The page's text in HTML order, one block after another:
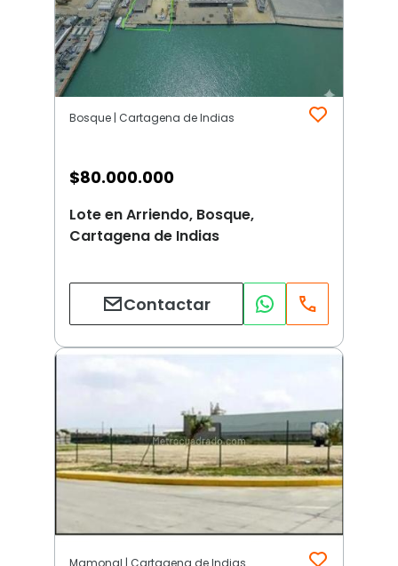
Bosque | Cartagena de Indias
$80.000.000
Lote en Arriendo, Bosque,
Cartagena de Indias
Contactar
Mamonal | Cartagena de Indias